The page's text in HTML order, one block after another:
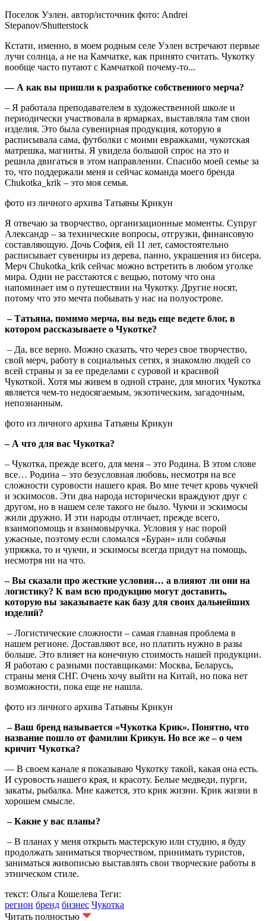
Поселок Уэлен. автор/источник фото: Andrei
Stepanov/Shutterstock
Кстати, именно, в моем родным селе Уэлен встречают первые
лучи солнца, а не на Камчатке, как принято считать. Чукотку
вообще часто путают с Камчаткой почему-то...
— А как вы пришли к разработке собственного мерча?
– Я работала преподавателем в художественной школе и
периодически участвовала в ярмарках, выставляла там свои
изделия. Это была сувенирная продукция, которую я
расписывала сама, футболки с моими евражками, чукотская
матрешка, магниты. Я увидела большой спрос на это и
решила двигаться в этом направлении. Спасибо моей семье за
то, что поддержали меня и сейчас команда моего бренда
Chukotka_krik – это моя семья.
фото из личного архива Татьяны Крикун
Я отвечаю за творчество, организационные моменты. Супруг
Александр – за технические вопросы, отгрузки, финансовую
составляющую. Дочь София, ей 11 лет, самостоятельно
расписывает сувениры из дерева, панно, украшения из бисера.
Мерч Chukotka_krik сейчас можно встретить в любом уголке
мира. Одни не расстаются с вещью, потому что она
напоминает им о путешествии на Чукотку. Другие носят,
потому что это мечта побывать у нас на полуострове.
– Татьяна, помимо мерча, вы ведь еще ведете блог, в
котором рассказываете о Чукотке?
– Да, все верно. Можно сказать, что через свое творчество,
свой мерч, работу в социальных сетях, я знакомлю людей со
всей страны и за ее пределами с суровой и красивой
Чукоткой. Хотя мы живем в одной стране, для многих Чукотка
является чем-то недосягаемым, экзотическим, загадочным,
непознанным.
фото из личного архива Татьяны Крикун
– А что для вас Чукотка?
– Чукотка, прежде всего, для меня – это Родина. В этом слове
все… Родина – это безусловная любовь, несмотря на все
сложности суровости нашего края. Во мне течет кровь чукчей
и эскимосов. Эти два народа исторически враждуют друг с
другом, но в нашем селе такого не было. Чукчи и эскимосы
жили дружно. И эти народы отличает, прежде всего,
взаимопомощь и взаимовыручка. Условия у нас порой
ужасные, поэтому если сломался «Буран» или собачья
упряжка, то и чукчи, и эскимосы всегда придут на помощь,
несмотря ни на что.
– Вы сказали про жесткие условия… а влияют ли они на
логистику? К вам всю продукцию могут доставить,
которую вы заказываете как базу для своих дальнейших
изделий?
– Логистические сложности – самая главная проблема в
нашем регионе. Доставляют все, но платить нужно в разы
больше. Это влияет на конечную стоимость нашей продукции.
Я работаю с разными поставщиками: Москва, Беларусь,
страны меня СНГ. Очень хочу выйти на Китай, но пока нет
возможности, пока еще не нашла.
фото из личного архива Татьяны Крикун
– Ваш бренд называется «Чукотка Крик». Понятно, что
название пошло от фамилии Крикун. Но все же – о чем
кричит Чукотка?
— В своем канале я показываю Чукотку такой, какая она есть.
И суровость нашего края, и красоту. Белые медведи, пурги,
закаты, рыбалка. Мне кажется, это крик жизни. Крик жизни в
хорошем смысле.
– Какие у вас планы?
– В планах у меня открыть мастерскую или студию, я буду
продолжать заниматься творчеством, принимать туристов,
заниматься живописью выставлять свои творческие работы в
этническом стиле.
текст: Ольга Кошелева Теги:
регион бренд бизнес Чукотка
Читать полностью